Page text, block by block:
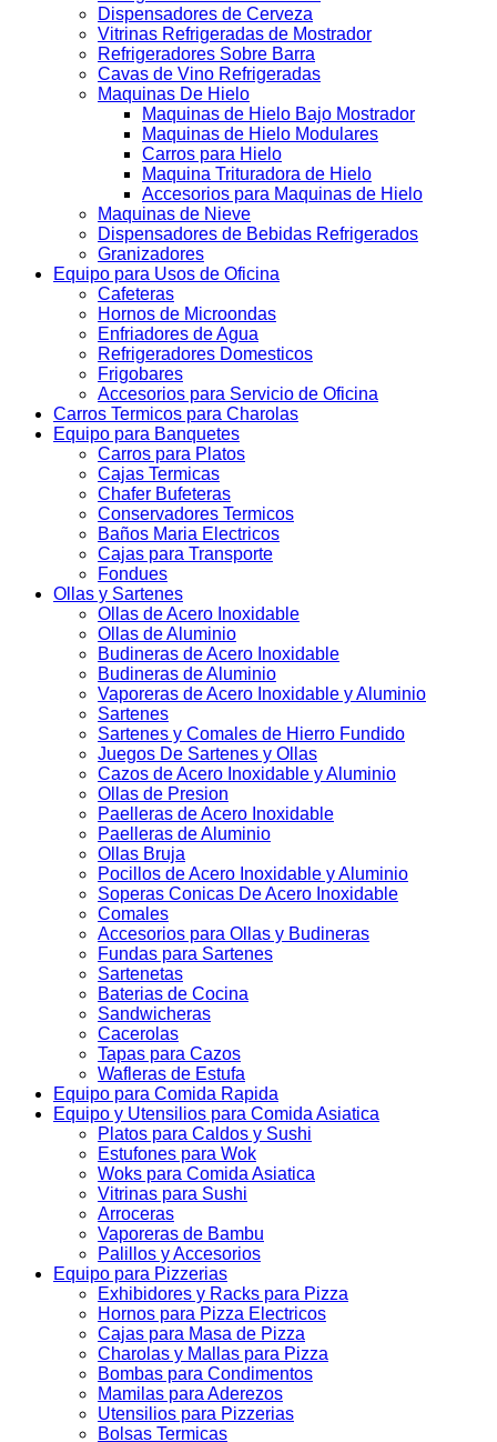
Dispensadores de Cerveza
Vitrinas Refrigeradas de Mostrador
Refrigeradores Sobre Barra
Cavas de Vino Refrigeradas
Maquinas De Hielo
Maquinas de Hielo Bajo Mostrador
Maquinas de Hielo Modulares
Carros para Hielo
Maquina Trituradora de Hielo
Accesorios para Maquinas de Hielo
Maquinas de Nieve
Dispensadores de Bebidas Refrigerados
Granizadores
Equipo para Usos de Oficina
Cafeteras
Hornos de Microondas
Enfriadores de Agua
Refrigeradores Domesticos
Frigobares
Accesorios para Servicio de Oficina
Carros Termicos para Charolas
Equipo para Banquetes
Carros para Platos
Cajas Termicas
Chafer Bufeteras
Conservadores Termicos
Baños Maria Electricos
Cajas para Transporte
Fondues
Ollas y Sartenes
Ollas de Acero Inoxidable
Ollas de Aluminio
Budineras de Acero Inoxidable
Budineras de Aluminio
Vaporeras de Acero Inoxidable y Aluminio
Sartenes
Sartenes y Comales de Hierro Fundido
Juegos De Sartenes y Ollas
Cazos de Acero Inoxidable y Aluminio
Ollas de Presion
Paelleras de Acero Inoxidable
Paelleras de Aluminio
Ollas Bruja
Pocillos de Acero Inoxidable y Aluminio
Soperas Conicas De Acero Inoxidable
Comales
Accesorios para Ollas y Budineras
Fundas para Sartenes
Sartenetas
Baterias de Cocina
Sandwicheras
Cacerolas
Tapas para Cazos
Wafleras de Estufa
Equipo para Comida Rapida
Equipo y Utensilios para Comida Asiatica
Platos para Caldos y Sushi
Estufones para Wok
Woks para Comida Asiatica
Vitrinas para Sushi
Arroceras
Vaporeras de Bambu
Palillos y Accesorios
Equipo para Pizzerias
Exhibidores y Racks para Pizza
Hornos para Pizza Electricos
Cajas para Masa de Pizza
Charolas y Mallas para Pizza
Bombas para Condimentos
Mamilas para Aderezos
Utensilios para Pizzerias
Bolsas Termicas